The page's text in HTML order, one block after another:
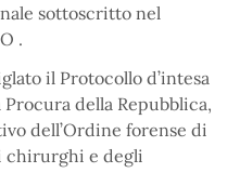
sottoscritto nel
.
il Protocollo d’intesa
della Repubblica,
dell’Ordine forense di
chirurghi e degli